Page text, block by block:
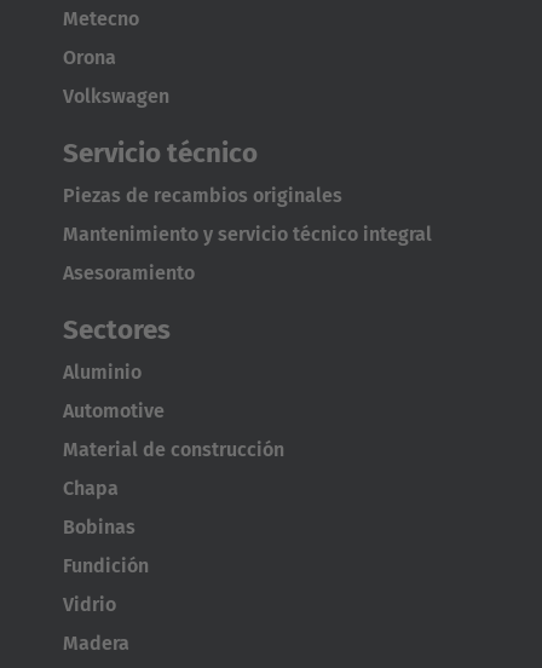
Metecno
Orona
Volkswagen
Servicio técnico
Piezas de recambios originales
Mantenimiento y servicio técnico integral
Asesoramiento
Sectores
Aluminio
Automotive
Material de construcción
Chapa
Bobinas
Fundición
Vidrio
Madera